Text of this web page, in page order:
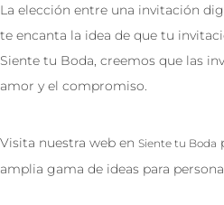
La elección entre una invitación
te encanta la idea de que tu
Siente tu Boda, creemos que las
amor y el compromiso.
Visita nuestra web en Siente tu Boda
amplia gama de ideas para